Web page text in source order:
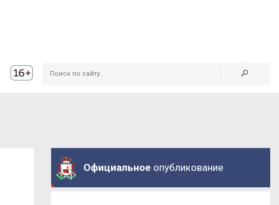
Официальное опубликование